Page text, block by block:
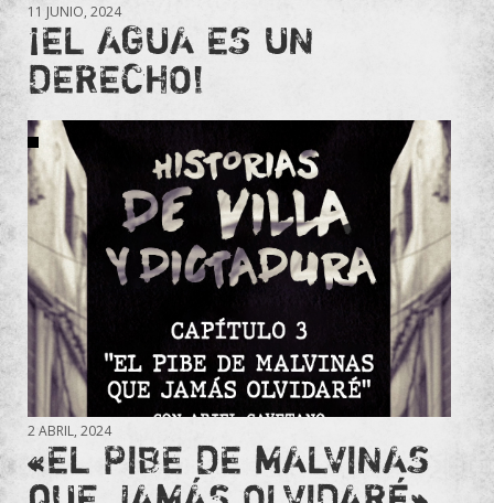
11 JUNIO, 2024
¡EL AGUA ES UN
DERECHO!
2 ABRIL, 2024
«EL PIBE DE MALVINAS